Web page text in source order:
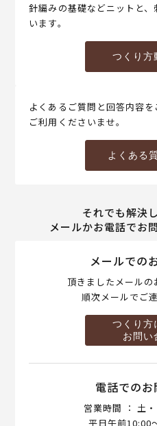
針編みの基礎などニットと
います。
つくり方
よくあるご質問と回答内容
ご利用くださいませ。
よくある
それでも解決
メールかお電話でお
メールでの
頂きましたメールの
順次メールでご
つくり方
お問い
電話での
営業時間 ： 土
平日午前10:00